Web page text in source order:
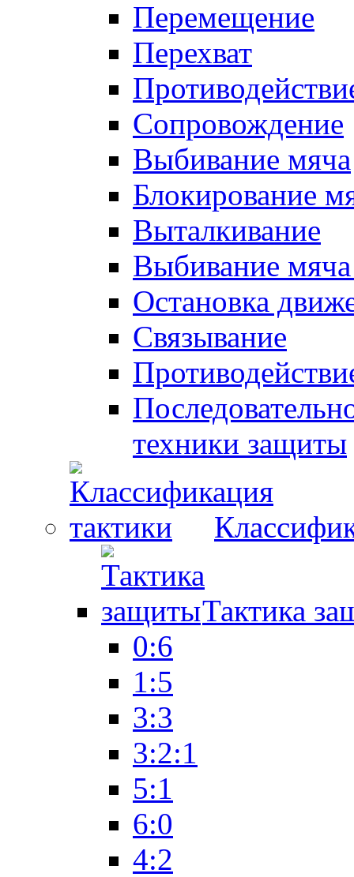
Перемещение
Перехват
Сопровождение
Выбивание мяча
Блокирование
Выталкивание
Выбивание
Остановка
Связывание
техники защиты
Тактика
0:6
1:5
3:3
3:2:1
5:1
6:0
4:2